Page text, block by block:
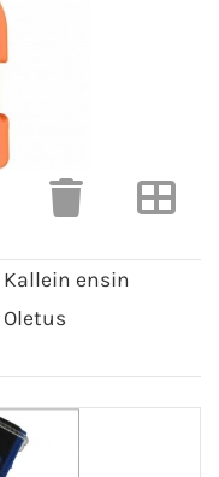
Kallein ensin
Oletus